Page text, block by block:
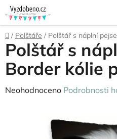
Přejít
na
obsah
Domů
/ Polštáře / Polštář s náplní
Polštář s
Border kólie
Průměrné
Neohodnoceno Podrobnosti